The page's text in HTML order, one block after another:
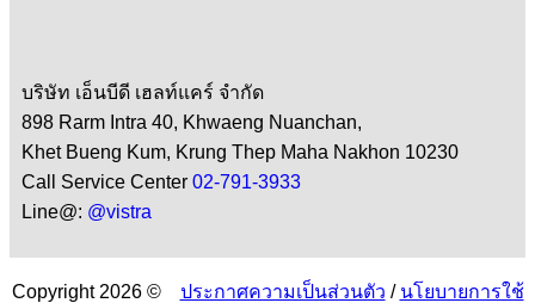
บริษัท เอ็นบีดี เฮลท์แคร์ จำกัด
898 Rarm Intra 40, Khwaeng Nuanchan,
Khet Bueng Kum, Krung Thep Maha Nakhon 10230
Call Service Center 02-791-3933
Line@: @vistra
Copyright 2026 © ประกาศความเป็นส่วนตัว / นโยบายการใช้